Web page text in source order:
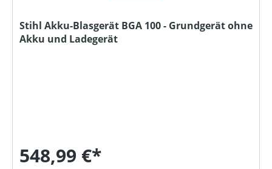
Stihl Akku-Blasgerät BGA 100 - Grundgerät ohne
Akku und Ladegerät
548,99 €*